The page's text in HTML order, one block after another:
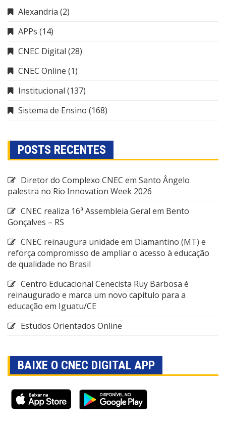
Alexandria (2)
APPs (14)
CNEC Digital (28)
CNEC Online (1)
Institucional (137)
Sistema de Ensino (168)
POSTS RECENTES
Diretor do Complexo CNEC em Santo Ângelo
palestra no Rio Innovation Week 2026
CNEC realiza 16ª Assembleia Geral em Bento
Gonçalves – RS
CNEC reinaugura unidade em Diamantino (MT) e
reforça compromisso de ampliar o acesso à educação
de qualidade no Brasil
Centro Educacional Cenecista Ruy Barbosa é
reinaugurado e marca um novo capítulo para a
educação em Iguatu/CE
Estudos Orientados Online
BAIXE O CNEC DIGITAL APP